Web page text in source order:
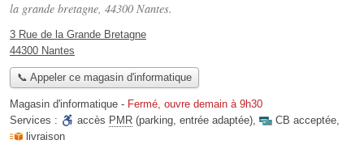
la grande bretagne, 44300 Nantes.
3 Rue de la Grande Bretagne
44300 Nantes
📞 Appeler ce magasin d'informatique
Magasin d'informatique - Fermé, ouvre demain à 9h30
Services :
accès PMR (parking, entrée adaptée), CB acceptée,
livraison